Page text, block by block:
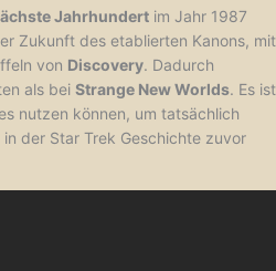
Jahrhundert im Jahr 1987
Zukunft des etablierten Kanons, mit
von Discovery. Dadurch
als bei Strange New Worlds. Es ist
nutzen können, um tatsächlich
der Star Trek Geschichte zuvor